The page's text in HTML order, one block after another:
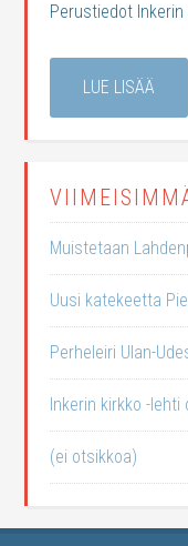
Perustiedot
LUE LISÄÄ
Muistetaan
Uusi katekeetta
Perheleiri Ulan-
Inkerin kirkko -
(ei otsikkoa)